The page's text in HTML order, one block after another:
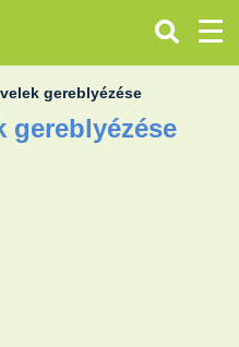
gereblyézése
gereblyézése